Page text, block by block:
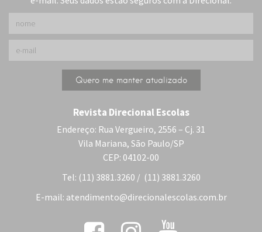
Revista Direcional Escolas
Endereço: Rua Vergueiro, 2556 – Cj. 31
Vila Mariana, São Paulo/SP
CEP: 04102-00
Tel: (11) 3881.3260 / (11) 3881.3260
E-mail: atendimento@direcionalescolas.com.br